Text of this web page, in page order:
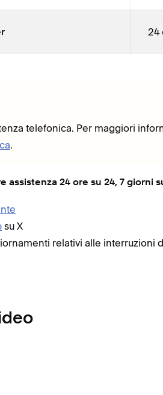
24
telefonica. Per maggiori
.
24 ore su 24, 7 giorni
su X
relativi alle interruzioni